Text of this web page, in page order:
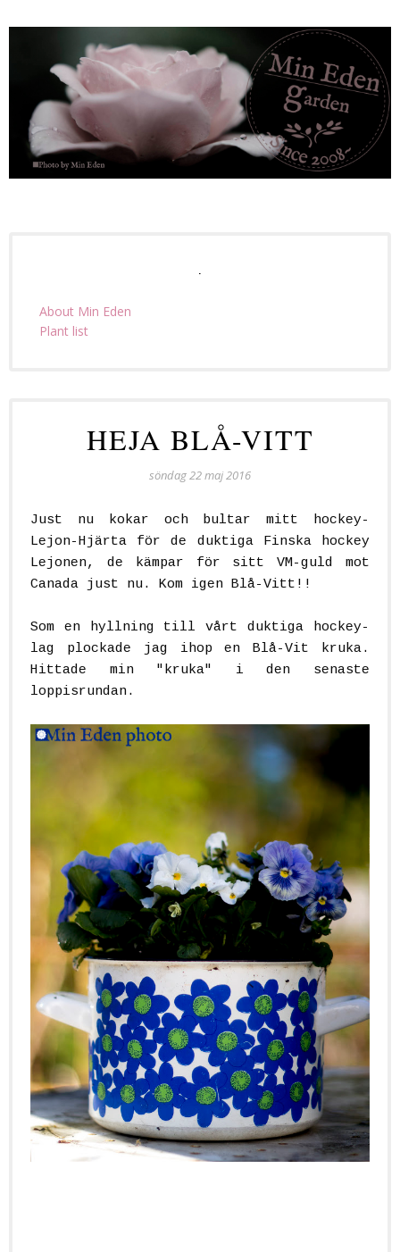
About Min Eden
Plant list
HEJA BLÅ-VITT
söndag 22 maj 2016
Just nu kokar och bultar mitt hockey-
Lejon-Hjärta för de duktiga Finska hockey
Lejonen, de kämpar för sitt VM-guld mot
Canada just nu. Kom igen Blå-Vitt!!
Som en hyllning till vårt duktiga hockey-
lag plockade jag ihop en Blå-Vit kruka.
Hittade min "kruka" i den senaste
loppisrundan.